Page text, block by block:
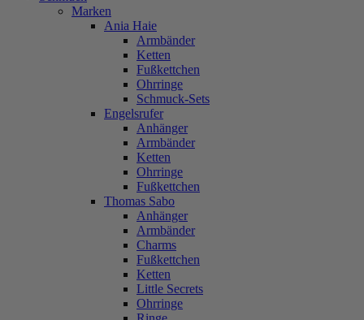
Marken
Ania Haie
Armbänder
Ketten
Fußkettchen
Ohrringe
Schmuck-Sets
Engelsrufer
Anhänger
Armbänder
Ketten
Ohrringe
Fußkettchen
Thomas Sabo
Anhänger
Armbänder
Charms
Fußkettchen
Ketten
Little Secrets
Ohrringe